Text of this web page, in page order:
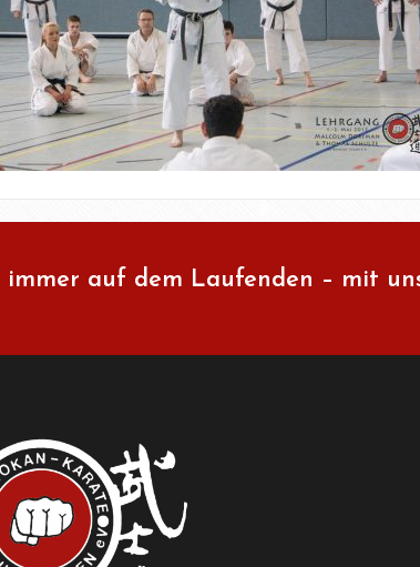
immer auf dem Laufenden – mit